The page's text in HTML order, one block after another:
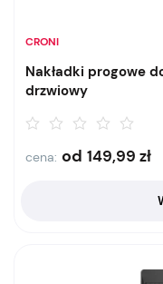
CRONI
Nakładki progowe
drzwiowy
cena: od 149,99 zł